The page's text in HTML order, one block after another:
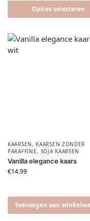
Opties selecteren
KAARSEN, KAARSEN ZONDER
PARAFFINE, SOJA KAARSEN
Vanilla elegance kaars
€14.99
Toevoegen aan